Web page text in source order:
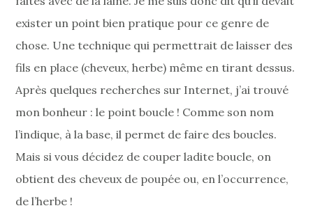
exister un point bien pratique pour ce genre de
chose. Une technique qui permettrait de laisser des
fils en place (cheveux, herbe) même en tirant dessus.
Après quelques recherches sur Internet, j’ai trouvé
mon bonheur : le point boucle ! Comme son nom
l’indique, à la base, il permet de faire des boucles.
Mais si vous décidez de couper ladite boucle, on
obtient des cheveux de poupée ou, en l’occurrence,
de l’herbe !